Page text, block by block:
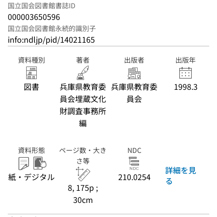
国立国会図書館書誌ID
000003650596
国立国会図書館永続的識別子
info:ndljp/pid/14021165
資料種別
図書
著者
兵庫県教育委
員会埋蔵文化
財調査事務所
編
出版者
兵庫県教育委
員会
出版年
1998.3
資料形態
紙・デジタル
ページ数・大き
さ等
8, 175p ;
30cm
NDC
210.0254
詳細を見
る